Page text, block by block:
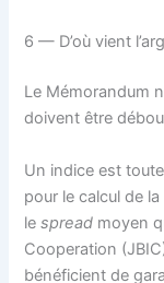
6 — D’où vient
Le Mémorandum
doivent être
Un indice est
pour le calcul de
lespread moyen
Cooperation
bénéficient de